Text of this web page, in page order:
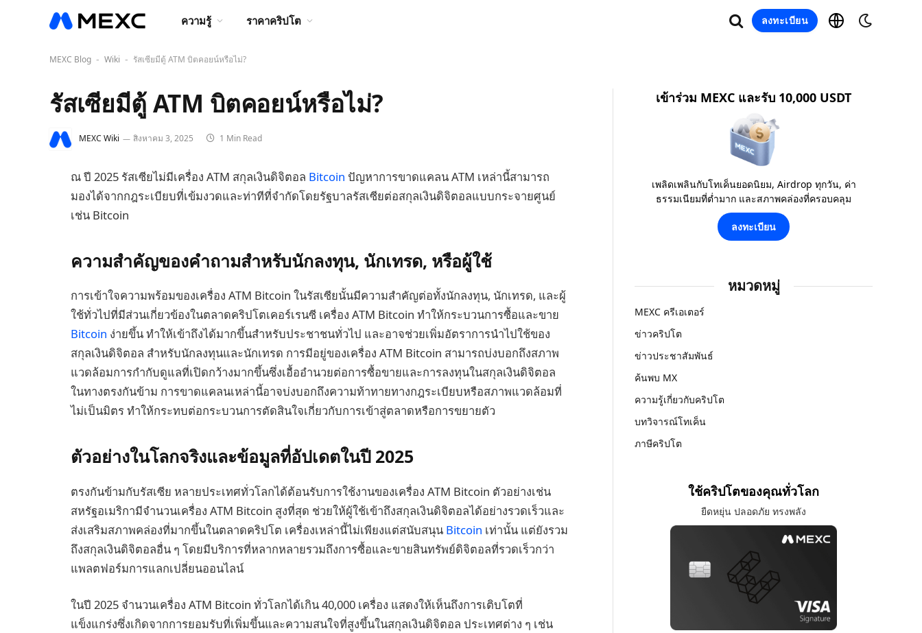
ความรู้ ราคาคริปโต ลงทะเบียน
MEXC Blog - Wiki - รัสเซียมีตู้ ATM บิตคอยน์หรือไม่?
รัสเซียมีตู้ ATM บิตคอยน์หรือไม่?
MEXC Wiki สิงหาคม 3, 2025 1 Min Read
ณ ปี 2025 รัสเซียไม่มีเครื่อง ATM สกุลเงินดิจิตอล Bitcoin ปัญหาการขาดแคลน ATM เหล่านี้สามารถ
มองได้จากกฎระเบียบที่เข้มงวดและท่าทีที่จำกัดโดยรัฐบาลรัสเซียต่อสกุลเงินดิจิตอลแบบกระจายศูนย์
เช่น Bitcoin
ความสำคัญของคำถามสำหรับนักลงทุน, นักเทรด, หรือผู้ใช้
การเข้าใจความพร้อมของเครื่อง ATM Bitcoin ในรัสเซียนั้นมีความสำคัญต่อทั้งนักลงทุน, นักเทรด, และผู้
ใช้ทั่วไปที่มีส่วนเกี่ยวข้องในตลาดคริปโตเคอร์เรนซี เครื่อง ATM Bitcoin ทำให้กระบวนการซื้อและขาย
Bitcoin ง่ายขึ้น ทำให้เข้าถึงได้มากขึ้นสำหรับประชาชนทั่วไป และอาจช่วยเพิ่มอัตราการนำไปใช้ของ
สกุลเงินดิจิตอล สำหรับนักลงทุนและนักเทรด การมีอยู่ของเครื่อง ATM Bitcoin สามารถบ่งบอกถึงสภาพ
แวดล้อมการกำกับดูแลที่เปิดกว้างมากขึ้นซึ่งเอื้ออำนวยต่อการซื้อขายและการลงทุนในสกุลเงินดิจิตอล
ในทางตรงกันข้าม การขาดแคลนเหล่านี้อาจบ่งบอกถึงความท้าทายทางกฎระเบียบหรือสภาพแวดล้อมที่
ไม่เป็นมิตร ทำให้กระทบต่อกระบวนการตัดสินใจเกี่ยวกับการเข้าสู่ตลาดหรือการขยายตัว
ตัวอย่างในโลกจริงและข้อมูลที่อัปเดตในปี 2025
ตรงกันข้ามกับรัสเซีย หลายประเทศทั่วโลกได้ต้อนรับการใช้งานของเครื่อง ATM Bitcoin ตัวอย่างเช่น
สหรัฐอเมริกามีจำนวนเครื่อง ATM Bitcoin สูงที่สุด ช่วยให้ผู้ใช้เข้าถึงสกุลเงินดิจิตอลได้อย่างรวดเร็วและ
ส่งเสริมสภาพคล่องที่มากขึ้นในตลาดคริปโต เครื่องเหล่านี้ไม่เพียงแต่สนับสนุน Bitcoin เท่านั้น แต่ยังรวม
ถึงสกุลเงินดิจิตอลอื่น ๆ โดยมีบริการที่หลากหลายรวมถึงการซื้อและขายสินทรัพย์ดิจิตอลที่รวดเร็วกว่า
แพลตฟอร์มการแลกเปลี่ยนออนไลน์
ในปี 2025 จำนวนเครื่อง ATM Bitcoin ทั่วโลกได้เกิน 40,000 เครื่อง แสดงให้เห็นถึงการเติบโตที่
แข็งแกร่งซึ่งเกิดจากการยอมรับที่เพิ่มขึ้นและความสนใจที่สูงขึ้นในสกุลเงินดิจิตอล ประเทศต่าง ๆ เช่น
เข้าร่วม MEXC และรับ 10,000 USDT
เพลิดเพลินกับโทเค็นยอดนิยม, Airdrop ทุกวัน, ค่า
ธรรมเนียมที่ต่ำมาก และสภาพคล่องที่ครอบคลุม
ลงทะเบียน
หมวดหมู่
MEXC ครีเอเตอร์
ข่าวคริปโต
ข่าวประชาสัมพันธ์
ค้นพบ MX
ความรู้เกี่ยวกับคริปโต
บทวิจารณ์โทเค็น
ภาษีคริปโต
ใช้คริปโตของคุณทั่วโลก
ยืดหยุ่น ปลอดภัย ทรงพลัง